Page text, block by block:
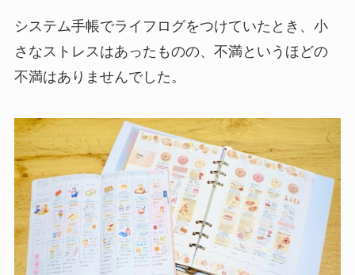
システム手帳でライフログをつけていたとき、小
さなストレスはあったものの、不満というほどの
不満はありませんでした。